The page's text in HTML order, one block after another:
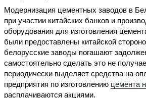
Модернизация цементных заводов в
при участии китайских банков и
оборудования для изготовления
были предоставлены китайской
белорусские заводы погашают
самостоятельно сделать это не
периодически выделяет средства на
предприятия по изготовлению цемента
расплачиваются акциями.